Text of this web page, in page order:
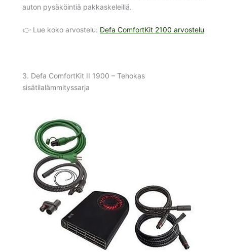
auton pysäköintiä pakkaskeleillä.
👉 Lue koko arvostelu: Defa ComfortKit 2100 arvostelu
3. Defa ComfortKit II 1900 – Tehokas
sisätilalämmityssarja